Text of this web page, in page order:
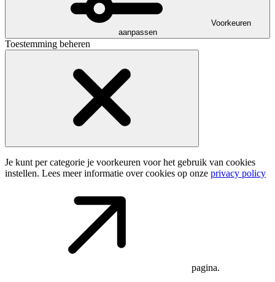
Voorkeuren
aanpassen
Toestemming beheren
Je kunt per categorie je voorkeuren voor het gebruik van cookies
instellen. Lees meer informatie over cookies op onze privacy policy
pagina.